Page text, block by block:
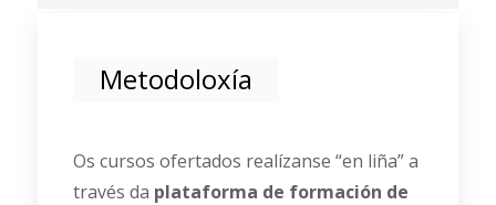
Metodoloxía
Os cursos ofertados realízanse “en liña” a
través da plataforma de formación de